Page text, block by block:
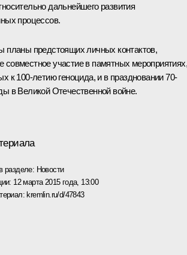
дальнейшего развития
процессов.
планы предстоящих личных контактов,
участие в памятных мероприятиях,
к 100-летию геноцида, и в праздновании 70-
в Великой Отечественной войне.
разделе: Новости
12 марта 2015 года, 13:00
kremlin.ru/d/47843